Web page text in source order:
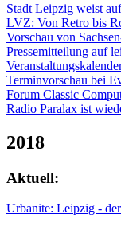
Stadt Leipzig weist
LVZ: Von Retro bis
Vorschau von
Pressemitteilung auf
Terminvorschau bei
Forum Classic
Radio Paralax ist
2018
Aktuell:
Urbanite: Leipzig -